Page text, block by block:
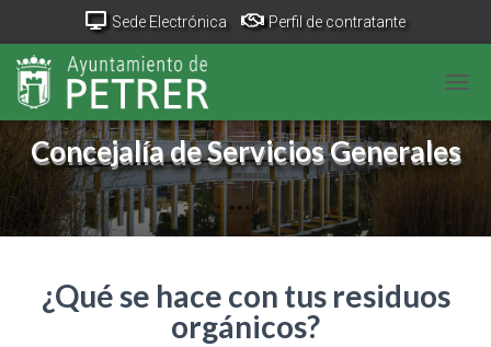
Sede Electrónica Perfil de contratante
Portal Transparencia
Canal de denuncias
Concejalía de Servicios Generales
¿Qué se hace con tus residuos
orgánicos?